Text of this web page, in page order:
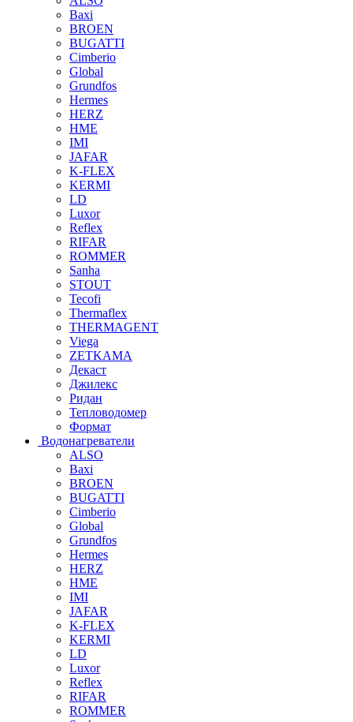
Baxi
BROEN
BUGATTI
Cimberio
Global
Grundfos
Hermes
HERZ
HME
IMI
JAFAR
K-FLEX
KERMI
LD
Luxor
Reflex
RIFAR
ROMMER
Sanha
STOUT
Tecofi
Thermaflex
THERMAGENT
Viega
ZETKAMA
Декаст
Джилекс
Ридан
Тепловодомер
Формат
Водонагреватели
ALSO
Baxi
BROEN
BUGATTI
Cimberio
Global
Grundfos
Hermes
HERZ
HME
IMI
JAFAR
K-FLEX
KERMI
LD
Luxor
Reflex
RIFAR
ROMMER